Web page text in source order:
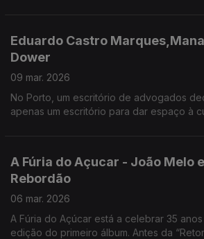
Eduardo Castro
Dower
09 mar. 2026
No Porto, um escritório de advogados
apenas um escritório para dar espaço à
A Fúria do Açucar - João Melo
Rebordão
06 mar. 2026
A Fúria do Açúcar está a celebrar 35
edição do primeiro álbum. Antes da